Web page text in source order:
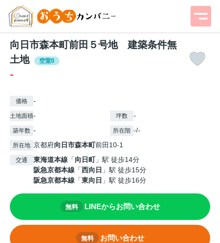
向日市森本町前田５号地 建築条件無
土地
空室0
-
価格 -
土地面積- 坪数 -
築年数 - 所在階 -/-
所在地 京都府向日市森本町前田10-1
交通 東海道本線 「向日町」駅 徒歩14分
阪急京都本線 「西向日 」駅 徒歩15分
阪急京都本線 「東向日 」駅 徒歩16分
無料 LINEからお問い合わせ
無料 お問い合わせ